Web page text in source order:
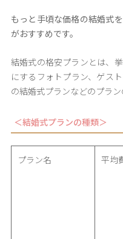
もっと手頃な価格の結婚式
がおすすめです。
結婚式の格安プランとは、
にするフォトプラン、ゲス
の結婚式プランなどのプラン
＜結婚式プランの種類＞
プラン名 平均